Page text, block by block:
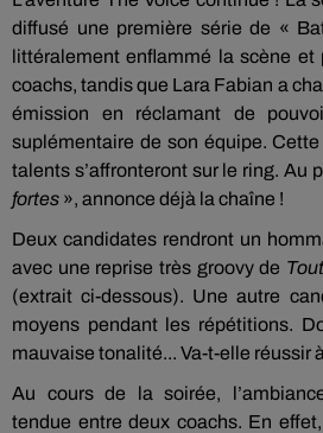
diffusé une première série de «
littéralement enflammé la scène et
coachs, tandis que Lara Fabian a
émission en réclamant de
suplémentaire de son équipe.
talents s’affronteront sur le ring. Au
fortes », annonce déjà la chaîne !
Deux candidates rendront un
avec une reprise très groovy de
(extrait ci-dessous). Une autre
moyens pendant les répétitions.
mauvaise tonalité... Va-t-elle réussir
Au cours de la soirée,
tendue entre deux coachs. En